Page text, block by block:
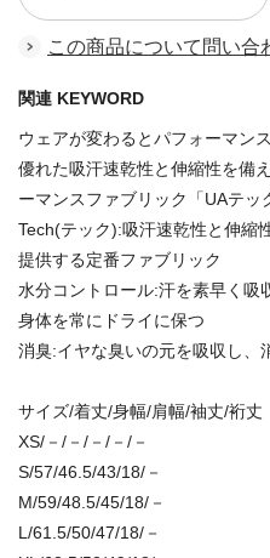
この商品について問い合
関連 KEYWORD
ウェアが変わるとパフォーマン
優れた吸汗速乾性と伸縮性を備
ーマンスファブリック「UAテッ
Tech(テック):吸汗速乾性と伸縮
提供する定番ファブリック
水分コントロール:汗を素早く吸
身体を常にドライに保つ
消臭:イヤな臭いの元を吸収し、
サイズ/着丈/身幅/肩幅/袖丈/裄丈
XS/－/－/－/－/－
S/57/46.5/43/18/－
M/59/48.5/45/18/－
L/61.5/50/47/18/－